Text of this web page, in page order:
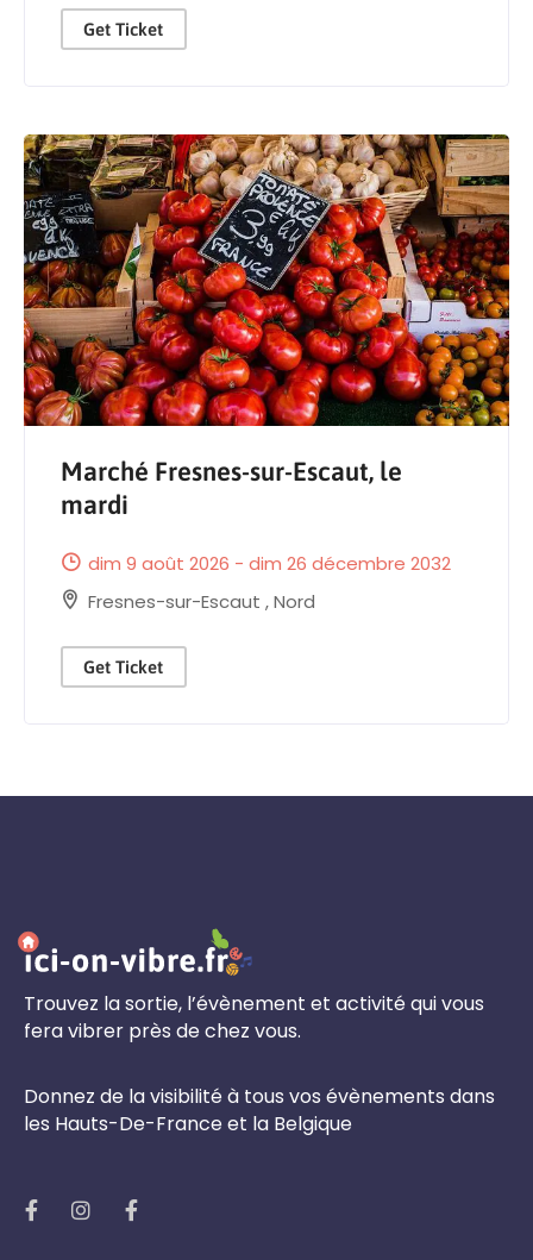
Get Ticket
Marché Fresnes-sur-Escaut, le
mardi
dim 9 août 2026 - dim 26 décembre 2032
Fresnes-sur-Escaut ,Nord
Get Ticket
Trouvez la sortie, l’évènement et activité qui vous
fera vibrer près de chez vous.
Donnez de la visibilité à tous vos évènements dans
les Hauts-De-France et la Belgique